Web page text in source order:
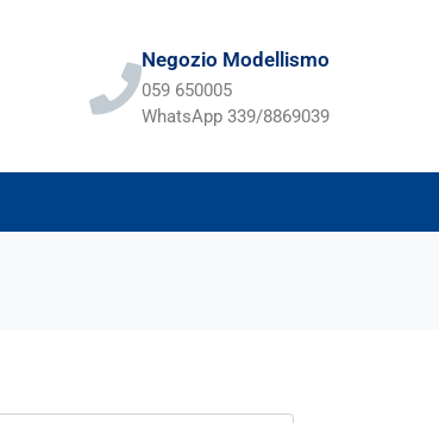
Negozio Modellismo
059 650005
WhatsApp 339/8869039